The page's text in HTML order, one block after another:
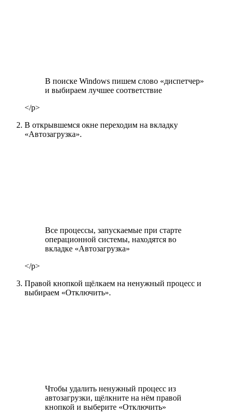
В поиске Windows пишем слово «диспетчер»
и выбираем лучшее соответствие
</p>
В открывшемся окне переходим на вкладку
«Автозагрузка».
Все процессы, запускаемые при старте
операционной системы, находятся во
вкладке «Автозагрузка»
</p>
Правой кнопкой щёлкаем на ненужный процесс и
выбираем «Отключить».
Чтобы удалить ненужный процесс из
автозагрузки, щёлкните на нём правой
кнопкой и выберите «Отключить»